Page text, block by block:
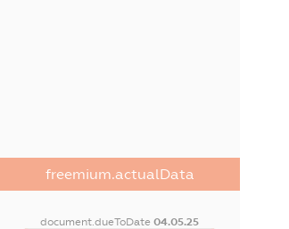
freemium.actualData
document.dueToDate04.05.25